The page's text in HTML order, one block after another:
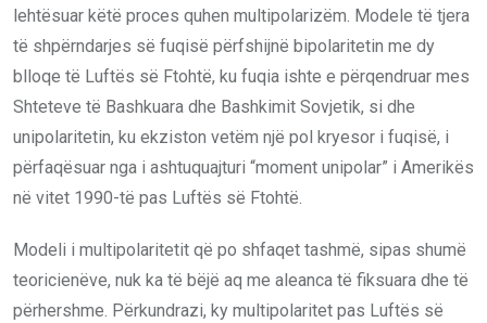
lehtësuar këtë proces quhen multipolarizëm. Modele të tjera
të shpërndarjes së fuqisë përfshijnë bipolaritetin me dy
blloqe të Luftës së Ftohtë, ku fuqia ishte e përqendruar mes
Shteteve të Bashkuara dhe Bashkimit Sovjetik, si dhe
unipolaritetin, ku ekziston vetëm një pol kryesor i fuqisë, i
përfaqësuar nga i ashtuquajturi “moment unipolar” i Amerikës
në vitet 1990-të pas Luftës së Ftohtë.
Modeli i multipolaritetit që po shfaqet tashmë, sipas shumë
teoricienëve, nuk ka të bëjë aq me aleanca të fiksuara dhe të
përhershme. Përkundrazi, ky multipolaritet pas Luftës së